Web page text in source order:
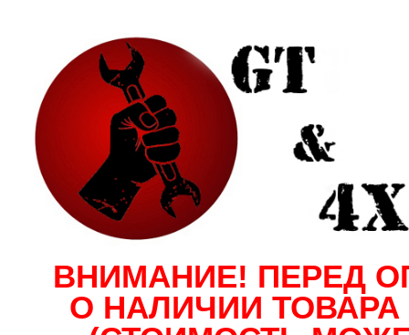
ВНИМАНИЕ! ПЕРЕД
О НАЛИЧИИ